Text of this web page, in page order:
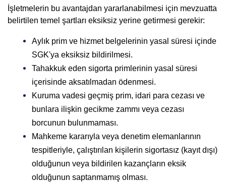
İşletmelerin bu avantajdan yararlanabilmesi için mevzuatta
belirtilen temel şartları eksiksiz yerine getirmesi gerekir:
Aylık prim ve hizmet belgelerinin yasal süresi içinde
SGK'ya eksiksiz bildirilmesi.
Tahakkuk eden sigorta primlerinin yasal süresi
içerisinde aksatılmadan ödenmesi.
Kuruma vadesi geçmiş prim, idari para cezası ve
bunlara ilişkin gecikme zammı veya cezası
borcunun bulunmaması.
Mahkeme kararıyla veya denetim elemanlarının
tespitleriyle, çalıştırılan kişilerin sigortasız (kayıt dışı)
olduğunun veya bildirilen kazançların eksik
olduğunun saptanmamış olması.